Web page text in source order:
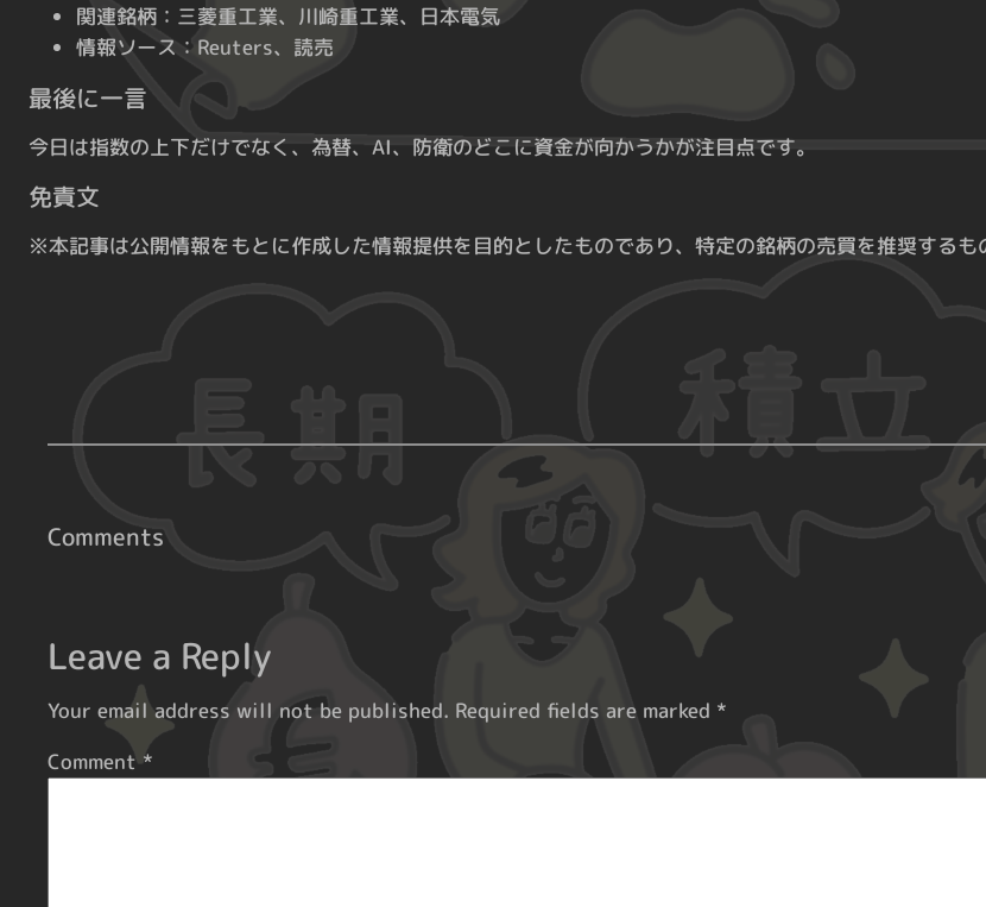
関連銘柄：三菱重工業、川崎重工業、日本電気
情報ソース：Reuters、読売
最後に一言
今日は指数の上下だけでなく、為替、AI、防衛のどこに資金が向かうかが注目点です。
免責文
※本記事は公開情報をもとに作成した情報提供を目的としたものであり、特定の銘柄の売買を推奨する
Comments
Leave a Reply
Your email address will not be published. Required fields are marked *
Comment*